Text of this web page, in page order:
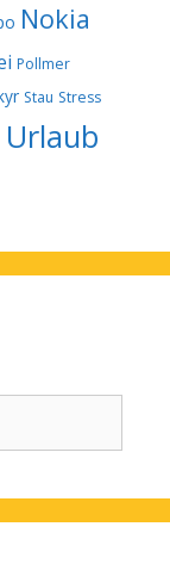
Nokia
Pollmer
Stau Stress
Urlaub